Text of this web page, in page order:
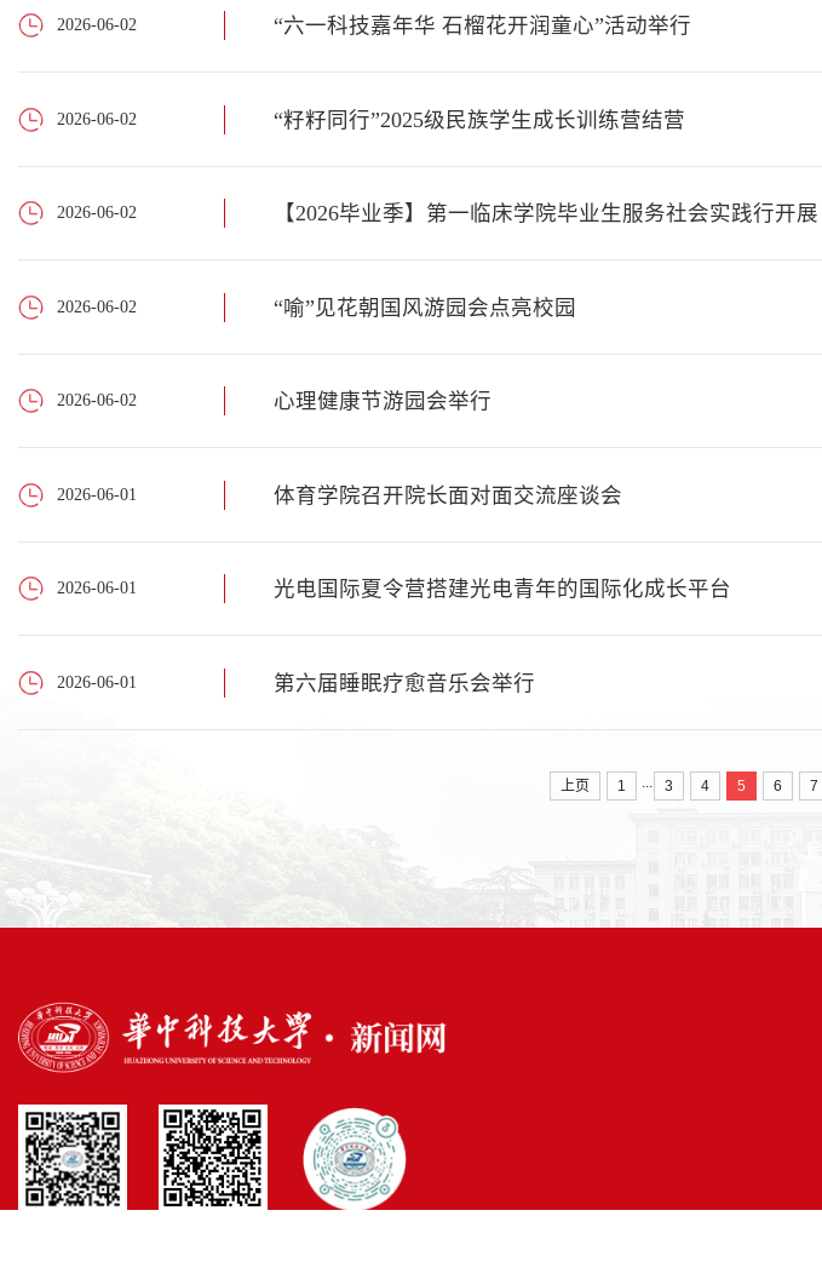
2026-06-02 “六一科技嘉年华 石榴花开润童心”活动举行
2026-06-02 “籽籽同行”2025级民族学生成长训练营结营
2026-06-02 【2026毕业季】第一临床学院毕业生服务社会实践行开展
2026-06-02 “喻”见花朝国风游园会点亮校园
2026-06-02 心理健康节游园会举行
2026-06-01 体育学院召开院长面对面交流座谈会
2026-06-01 光电国际夏令营搭建光电青年的国际化成长平台
2026-06-01 第六届睡眠疗愈音乐会举行
上页 1 ... 3 4 5 6 7